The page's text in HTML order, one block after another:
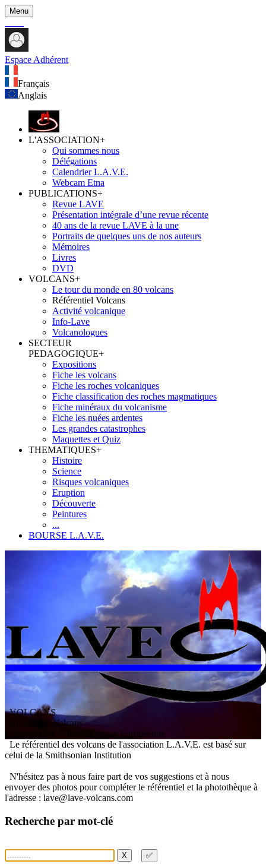
Menu
Espace Adhérent
Français
Anglais
L'ASSOCIATION+
Qui sommes nous
Délégations
Calendrier L.A.V.E.
Webcam Etna
PUBLICATIONS+
Revue LAVE
Présentation intégrale d’une revue récente
40 ans de la revue LAVE à la une
Portraits de quelques uns de nos auteurs
Mémoires
Livres
DVD
VOLCANS+
Le tour du monde en 80 volcans
Référentiel Volcans
Activité volcanique
Info-Lave
Volcanologues
SECTEUR
PEDAGOGIQUE+
Expositions
Fiche les volcans
Fiche les roches volcaniques
Fiche classification des roches magmatiques
Fiche minéraux du volcanisme
Fiche les nuées ardentes
Les grandes catastrophes
Maquettes et Quiz
THEMATIQUES+
Histoire
Science
Risques volcaniques
Eruption
Découverte
Peintures
...
BOURSE L.A.V.E.
VOLCANS
/ Référentiel Volcans
ssociation V olcanologiqueEuropéenne
Le référentiel des volcans de l'association L.A.V.E. est basé sur
celui de la Smithsonian Institution
N'hésitez pas à nous faire part de vos suggestions et à nous
envoyer des photos pour compléter le référentiel et la photothèque à
l'adresse : lave@lave-volcans.com
Recherche par mot-clé
X ✅